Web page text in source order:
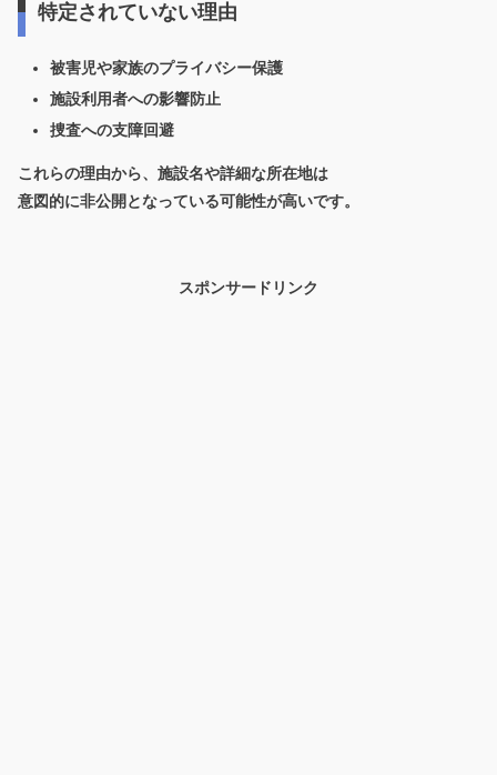
特定されていない理由
被害児や家族のプライバシー保護
施設利用者への影響防止
捜査への支障回避
これらの理由から、施設名や詳細な所在地は
意図的に非公開となっている可能性が高いです。
スポンサードリンク